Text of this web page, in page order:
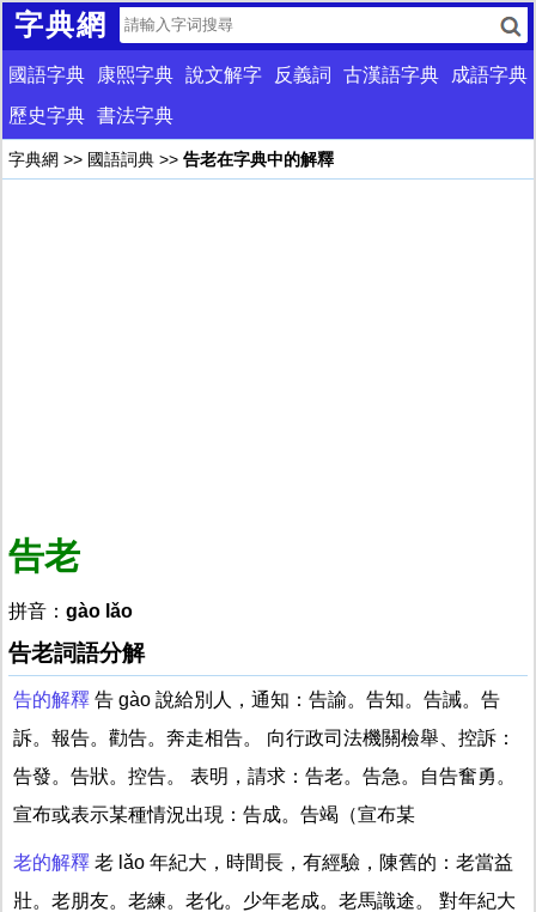
字典網
國語字典 康熙字典 說文解字 反義詞 古漢語字典
成語字典
歷史字典 書法字典
字典網 >> 國語詞典 >> 告老在字典中的解釋
告老
拼音： gào lǎo
告老詞語分解
告的解釋 告 gào 說給別人，通知：告諭。告知。告誡。告
訴。報告。勸告。奔走相告。 向行政司法機關檢舉、控訴：
告發。告狀。控告。 表明，請求：告老。告急。自告奮勇。
宣布或表示某種情況出現：告成。告竭（宣布某
老的解釋 老 lǎo 年紀大，時間長，有經驗，陳舊的：老當益
壯。老朋友。老練。老化。少年老成。老馬識途。 對年紀大